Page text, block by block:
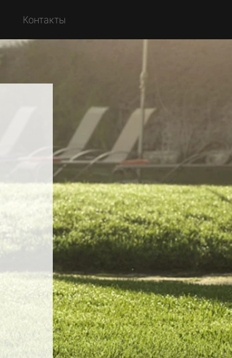
Контакты